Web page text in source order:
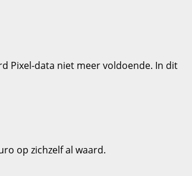
Pixel-data niet meer voldoende. In dit
op zichzelf al waard.